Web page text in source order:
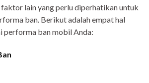
lain yang perlu diperhatikan untuk
ban. Berikut adalah empat hal
performa ban mobil Anda: